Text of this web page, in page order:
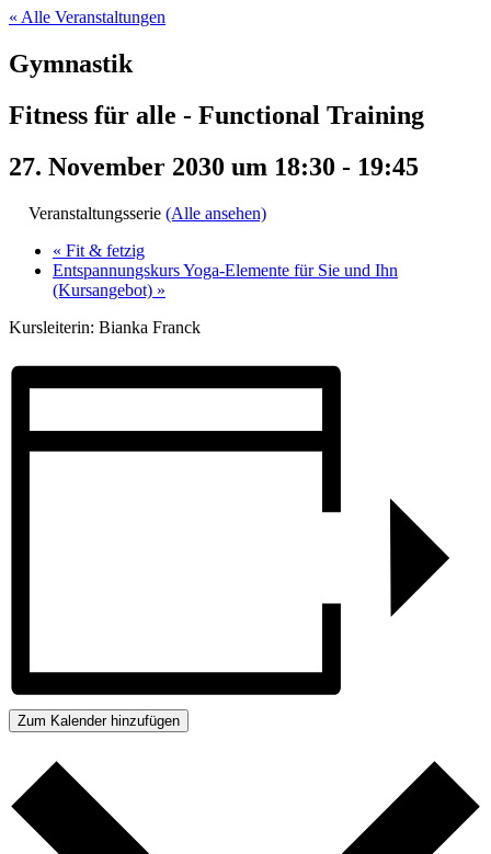
« Alle Veranstaltungen
Gymnastik
Fitness für alle - Functional Training
27. November 2030 um 18:30 - 19:45
Veranstaltungsserie (Alle ansehen)
« Fit & fetzig
Entspannungskurs Yoga-Elemente für Sie und Ihn
(Kursangebot) »
Kursleiterin: Bianka Franck
Zum Kalender hinzufügen